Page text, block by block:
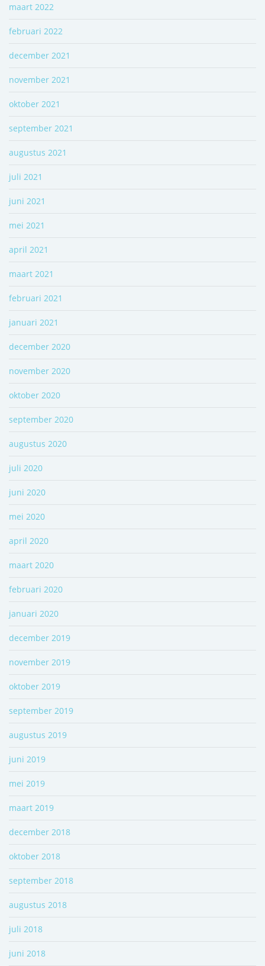
maart 2022
februari 2022
december 2021
november 2021
oktober 2021
september 2021
augustus 2021
juli 2021
juni 2021
mei 2021
april 2021
maart 2021
februari 2021
januari 2021
december 2020
november 2020
oktober 2020
september 2020
augustus 2020
juli 2020
juni 2020
mei 2020
april 2020
maart 2020
februari 2020
januari 2020
december 2019
november 2019
oktober 2019
september 2019
augustus 2019
juni 2019
mei 2019
maart 2019
december 2018
oktober 2018
september 2018
augustus 2018
juli 2018
juni 2018